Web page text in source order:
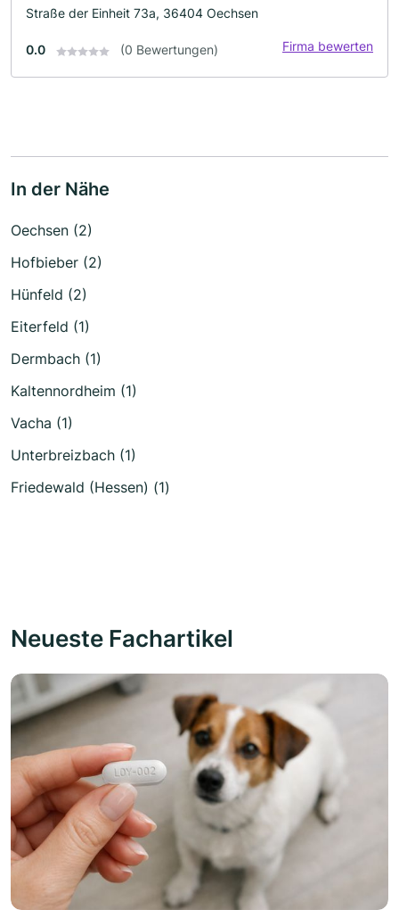
Straße der Einheit 73a, 36404 Oechsen
0.0 (0 Bewertungen) Firma bewerten
In der Nähe
Oechsen (2)
Hofbieber (2)
Hünfeld (2)
Eiterfeld (1)
Dermbach (1)
Kaltennordheim (1)
Vacha (1)
Unterbreizbach (1)
Friedewald (Hessen) (1)
Neueste Fachartikel